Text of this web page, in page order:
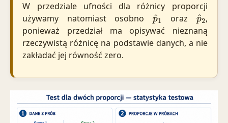
W przedziale ufności dla różnicy proporcji
używamy natomiast osobnop^ oraz p^2,
ponieważ przedział ma opisywać nieznaną
rzeczywistą różnicę na podstawie danych, a nie
zakładać jej równość zero.